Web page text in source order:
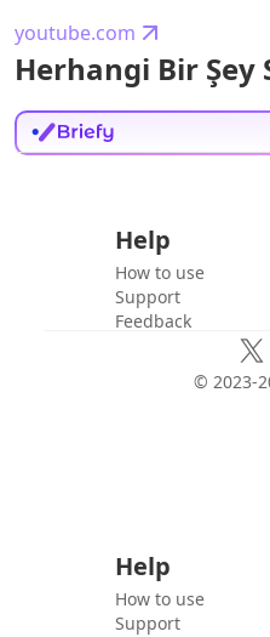
youtube.com
Herhangi Bir Şey
Help
How to use
Support
Feedback
© 2023-
Help
How to use
Support